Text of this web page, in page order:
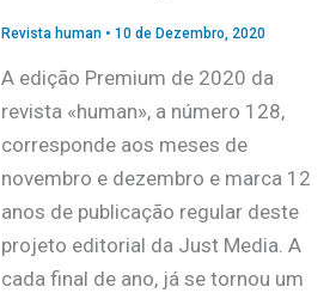
Revista human• 10 de Dezembro, 2020
A edição Premium de 2020 da
revista «human», a número 128,
corresponde aos meses de
novembro e dezembro e marca 12
anos de publicação regular deste
projeto editorial da Just Media. A
cada final de ano, já se tornou um